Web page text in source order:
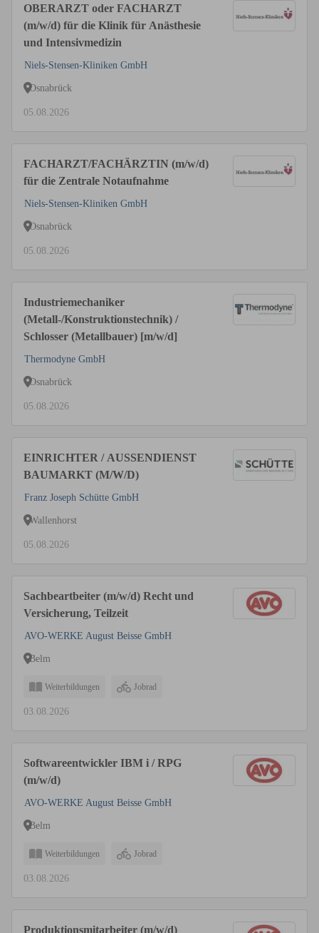
OBERARZT oder FACHARZT
(m/w/d) für die Klinik für Anästhesie
und Intensivmedizin
Niels-Stensen-Kliniken GmbH
Osnabrück
05.08.2026
FACHARZT/FACHÄRZTIN (m/w/d)
für die Zentrale Notaufnahme
Niels-Stensen-Kliniken GmbH
Osnabrück
05.08.2026
Industriemechaniker
(Metall-/Konstruktionstechnik) /
Schlosser (Metallbauer) [m/w/d]
Thermodyne GmbH
Osnabrück
05.08.2026
EINRICHTER / AUSSENDIENST
BAUMARKT (M/W/D)
Franz Joseph Schütte GmbH
Wallenhorst
05.08.2026
Sachbeartbeiter (m/w/d) Recht und
Versicherung, Teilzeit
AVO-WERKE August Beisse GmbH
Belm
Weiterbildungen Jobrad
03.08.2026
Softwareentwickler IBM i / RPG
(m/w/d)
AVO-WERKE August Beisse GmbH
Belm
Weiterbildungen Jobrad
03.08.2026
Produktionsmitarbeiter (m/w/d)